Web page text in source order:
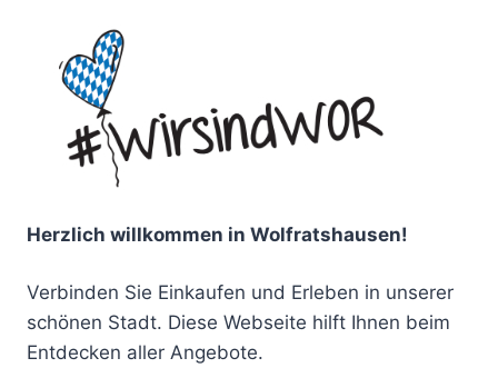
Herzlich willkommen in Wolfratshausen!
Verbinden Sie Einkaufen und Erleben in unserer
schönen Stadt. Diese Webseite hilft Ihnen beim
Entdecken aller Angebote.